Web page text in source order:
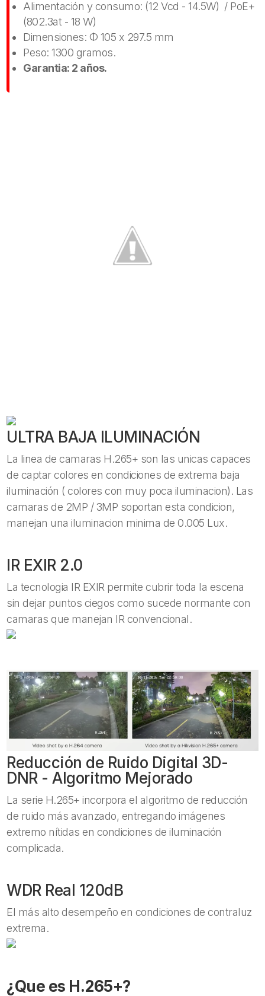
Alimentación y consumo: (12 Vcd - 14.5W) / PoE+
(802.3at - 18 W)
Dimensiones: Φ 105 x 297.5 mm
Peso: 1300 gramos.
Garantia: 2 años.
ULTRA BAJA ILUMINACIÓN
La linea de camaras H.265+ son las unicas capaces
de captar colores en condiciones de extrema baja
iluminación ( colores con muy poca iluminacion). Las
camaras de 2MP / 3MP soportan esta condicion,
manejan una iluminacion minima de 0.005 Lux.
IR EXIR 2.0
La tecnologia IR EXIR permite cubrir toda la escena
sin dejar puntos ciegos como sucede normante con
camaras que manejan IR convencional.
Reducción de Ruido Digital 3D-
DNR - Algoritmo Mejorado
La serie H.265+ incorpora el algoritmo de reducción
de ruido más avanzado, entregando imágenes
extremo nítidas en condiciones de iluminación
complicada.
WDR Real 120dB
El más alto desempeño en condiciones de contraluz
extrema.
¿Que es H.265+?